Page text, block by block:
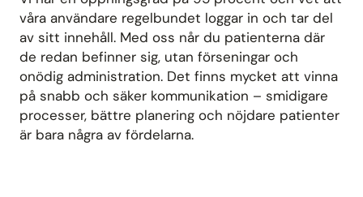
våra användare regelbundet loggar in och tar del
av sitt innehåll. Med oss når du patienterna där
de redan befinner sig, utan förseningar och
onödig administration. Det finns mycket att vinna
på snabb och säker kommunikation – smidigare
processer, bättre planering och nöjdare patienter
är bara några av fördelarna.